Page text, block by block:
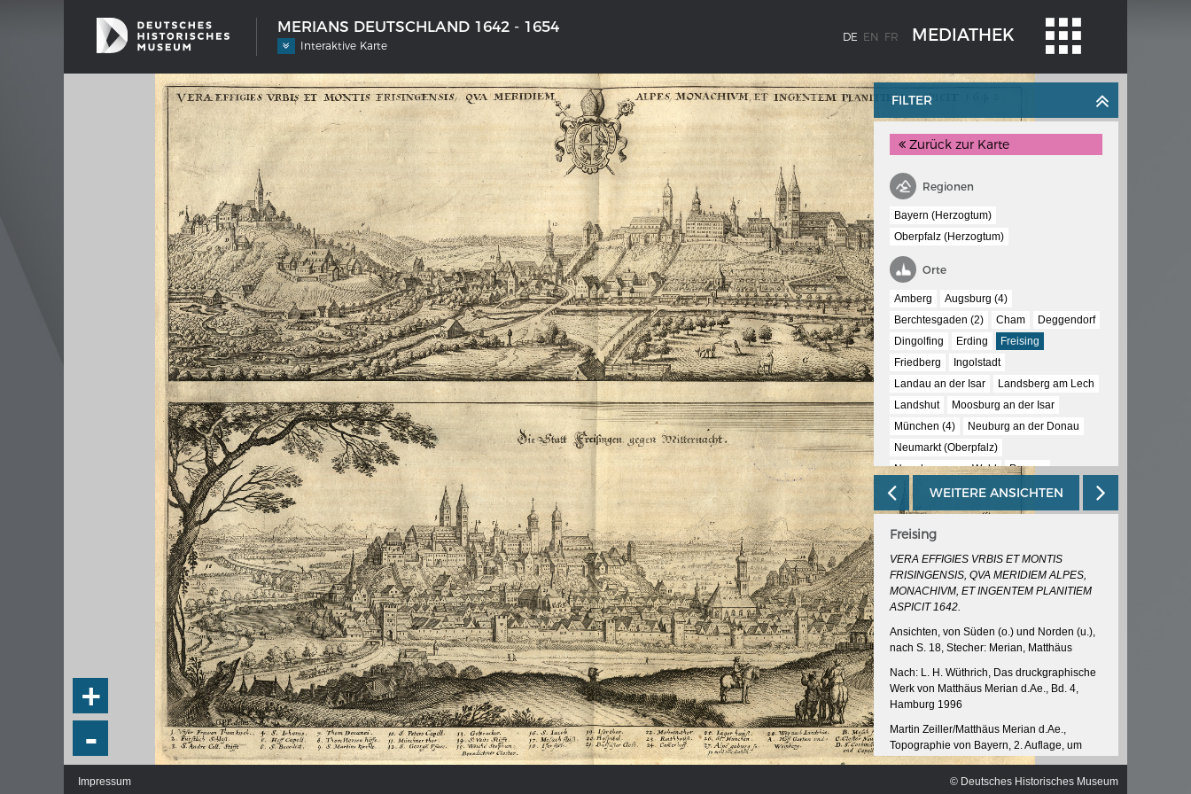
MERIANS DEUTSCHLAND 1642 - 1654
Interaktive Karte
DE EN FR MEDIATHEK
SCHIFFSTYPEN
Entwicklungen im europäischen
MERIANS DEUTSCHLAND 1642 - 1654
Interaktive Karte
Bildergalerie Topographia Germaniae
Impressum
Wissenswert
DER RHEIN VON BASEL BIS KOBLENZ
Ganz neue Vorstellung des Rheinstroms
1794
Details der historischen Rheinkarte
Deutsch-französische Geschichte am
Rhein
Chronologie der deutsch-französischen
Geschichte
KAISER KARL V.
Karls V.
DIE NATIONALVERSAMMLUNG IN DER
PAULSKIRCHE 1848
Fraktionen und Abgeordnete
Details und Debatten
Politische Ziele der Fraktionen
Fragen und Antworten
WEIMAR: VOM WESEN UND WERT DER
DEMOKRATIE
Regierungsprogramm
+
-
FILTER
Zurück zur Karte
Regionen
Bayern (Herzogtum)
Oberpfalz (Herzogtum)
Orte
Amberg
Augsburg (4)
Berchtesgaden (2)
Cham
Deggendorf
Dingolfing
Erding
Freising
Friedberg
Ingolstadt
Landau an der Isar
Landsberg am Lech
Landshut
Moosburg an der Isar
München (4)
Neuburg an der Donau
Neumarkt (Oberpfalz)
Neunburg vorm Wald
Passau
Regensburg (5)
Rosenheim
Salzburg
Schärding
Straubing
Vilshofen
Waldmünchen
WEITERE ANSICHTEN
Freising
VERA EFFIGIES VRBIS ET MONTIS
FRISINGENSIS, QVA MERIDIEM ALPES,
MONACHIVM, ET INGENTEM PLANITIEM
ASPICIT 1642.
Ansichten, von Süden (o.) und Norden (u.),
nach S. 18, Stecher: Merian, Matthäus
Nach: L. H. Wüthrich, Das druckgraphische
Werk von Matthäus Merian d.Ae., Bd. 4,
Hamburg 1996
Martin Zeiller/Matthäus Merian d.Ae.,
Topographie von Bayern, 2. Auflage, um
1656
InventarNr: RA 52/5038 -16<2>/17/19.1
Impressum © Deutsches Historisches Museum